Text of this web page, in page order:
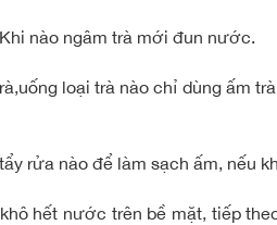
nào ngâm trà mới đun nước.
loại trà nào chỉ dùng ấm
rửa nào để làm sạch ấm,
hết nước trên bề mặt, tiếp